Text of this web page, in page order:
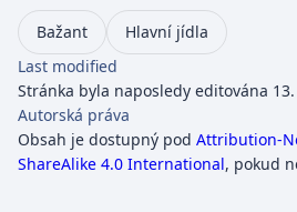
Bažant
Hlavní jídla
Last modified
Stránka byla naposledy editována 13.
Autorská práva
Obsah je dostupný pod Attribution-
ShareAlike 4.0 International, pokud